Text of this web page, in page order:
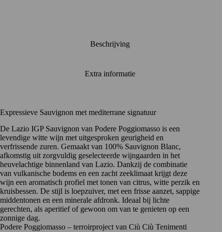
Beschrijving
Extra informatie
Expressieve Sauvignon met mediterrane signatuur
De Lazio IGP Sauvignon van Podere Poggiomasso is een
levendige witte wijn met uitgesproken geurigheid en
verfrissende zuren. Gemaakt van 100% Sauvignon Blanc,
afkomstig uit zorgvuldig geselecteerde wijngaarden in het
heuvelachtige binnenland van Lazio. Dankzij de combinatie
van vulkanische bodems en een zacht zeeklimaat krijgt deze
wijn een aromatisch profiel met tonen van citrus, witte perzik en
kruisbessen. De stijl is loepzuiver, met een frisse aanzet, sappige
middentonen en een minerale afdronk. Ideaal bij lichte
gerechten, als aperitief of gewoon om van te genieten op een
zonnige dag.
Podere Poggiomasso – terroirproject van Ciù Ciù Tenimenti